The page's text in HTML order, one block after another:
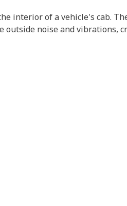
interior of a vehicle's cab.
noise and vibrations,